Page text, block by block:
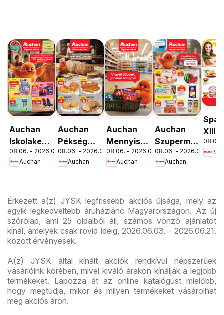
Auchan
Iskolakezdés
ajánlatok
08.06. - 2026.08.19.
Auchan
Auchan
Pékség
ajánlataink
08.06. - 2026.08.12.
Auchan
Auchan
Mennyiségi
kedvezmény
ajánlataink
08.06. - 2026.08.19.
Auchan
Auchan
Szupermarket
akciós
újság
08.06. - 2026.08.12.
Auchan
Spar
XIII.
út
08.06.
Érkezett a(z) JYSK legfrissebb akciós újsága, mely az
egyik legkedveltebb áruházlánc Magyarországon. Az új
szórólap, ami 25 oldalból áll, számos vonzó ajánlatot
kínál, amelyek csak rövid ideig, 2026.06.03. - 2026.06.21.
között érvényesek.
A(z) JYSK által kínált akciók rendkívül népszerűek
vásárlóink körében, mivel kiváló árakon kínálják a legjobb
termékeket. Lapozza át az online katalógust mielőbb,
hogy megtudja, mikor és milyen termékeket vásárolhat
meg akciós áron.